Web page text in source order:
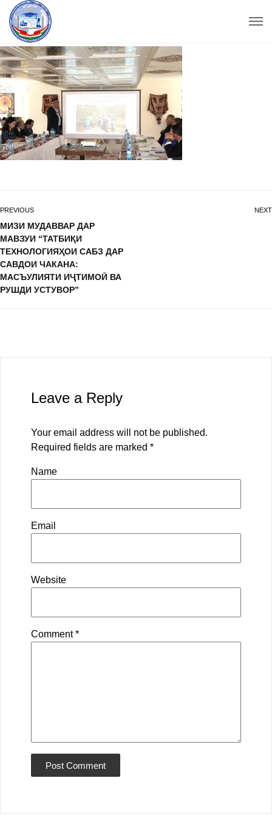
PREVIOUS
МИЗИ МУДАВВАР ДАР
МАВЗУИ “ТАТБИҚИ
ТЕХНОЛОГИЯҲОИ САБЗ ДАР
САВДОИ ЧАКАНА:
МАСЪУЛИЯТИ ИҶТИМОӢ ВА
РУШДИ УСТУВОР”
NEXT
Leave a Reply
Your email address will not be published.
Required fields are marked *
Name
Email
Website
Comment*